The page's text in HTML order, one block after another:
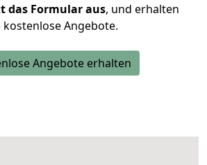
das Formular aus, und erhalten
kostenlose Angebote.
Angebote erhalten